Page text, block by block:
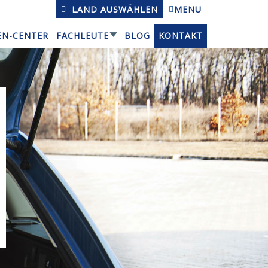
LAND AUSWÄHLEN MENU
CENTER FACHLEUTE BLOG
KONTAKT